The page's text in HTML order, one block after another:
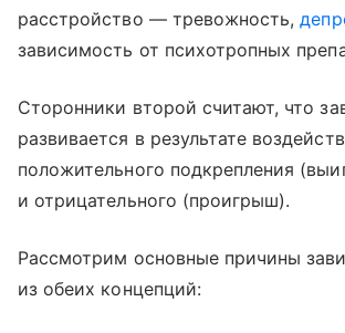
расстройство — тревожность,
зависимость от психотропных
Сторонники второй считают, что
развивается в результате
положительного подкрепления
и отрицательного (проигрыш).
Рассмотрим основные причины
из обеих концепций: